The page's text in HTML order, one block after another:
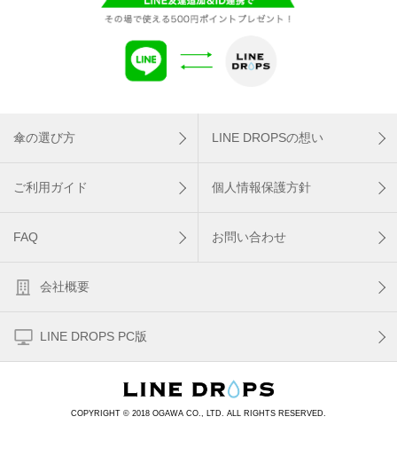
傘の選び方 LINE DROPSの想い
ご利用ガイド 個人情報保護方針
FAQ お問い合わせ
会社概要
LINE DROPS PC版
COPYRIGHT © 2018 OGAWA CO., LTD. ALL RIGHTS RESERVED.